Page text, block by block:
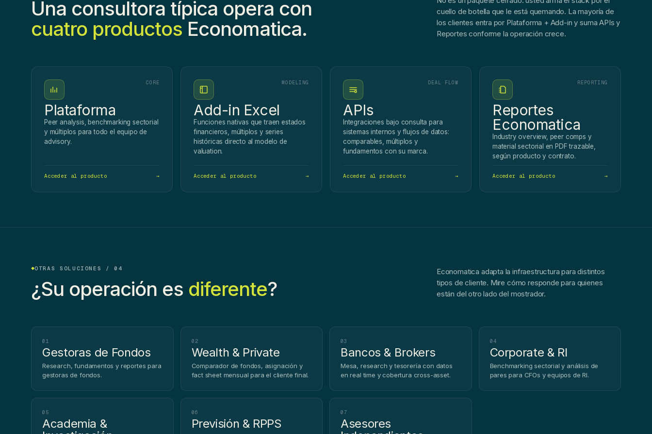
Una consultora típica opera con
cuatro productos Economatica.
cuello de botella que le está quemando. La mayoría de
los clientes entra por Plataforma + Add-in y suma APIs y
Reportes conforme la operación crece.
CORE
Plataforma
Peer analysis, benchmarking sectorial
y múltiplos para todo el equipo de
advisory.
Acceder al producto →
MODELING
Add-in Excel
Funciones nativas que traen estados
financieros, múltiplos y series
históricas directo al modelo de
valuation.
Acceder al producto →
DEAL FLOW
APIs
Integraciones bajo consulta para
sistemas internos y flujos de datos:
comparables, múltiplos y
fundamentos con su marca.
Acceder al producto →
REPORTING
Reportes
Economatica
Industry overview, peer comps y
material sectorial en PDF trazable,
según producto y contrato.
Acceder al producto →
OTRAS SOLUCIONES / 04
¿Su operación es diferente?
Economatica adapta la infraestructura para distintos
tipos de cliente. Mire cómo responde para quienes
están del otro lado del mostrador.
01
Gestoras de Fondos
Research, fundamentos y reportes para
gestoras de fondos.
02
Wealth & Private
Comparador de fondos, asignación y
fact sheet mensual para el cliente final.
03
Bancos & Brokers
Mesa, research y tesorería con datos
en real time y cobertura cross-asset.
04
Corporate & RI
Benchmarking sectorial y análisis de
pares para CFOs y equipos de RI.
05
Academia &
06
Previsión & RPPS
07
Asesores